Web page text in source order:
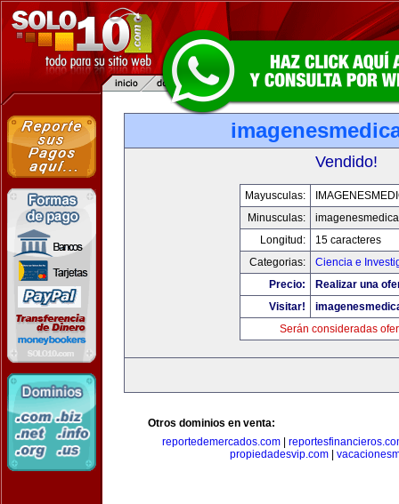
Vendido!
Mayusculas:
Minusculas:
Longitud:
15 caracteres
Categorias:
Ciencia e
Precio:
Realizar una
Visitar!
Serán consideradas
Otros dominios en venta:
reportedemercados.com
propiedadesvip.com